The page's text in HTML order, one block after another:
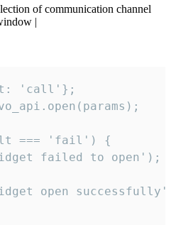
of communication channel
|
'call'};
=== 'fail') {
failed to open');
open